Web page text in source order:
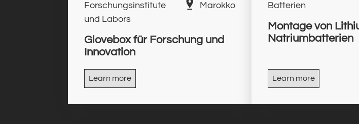
Forschungsinstitute
und Labors
Marokko
Glovebox für Forschung und
Innovation
Learn more
Batterien
Montage von
Natriumbatterien
Learn more